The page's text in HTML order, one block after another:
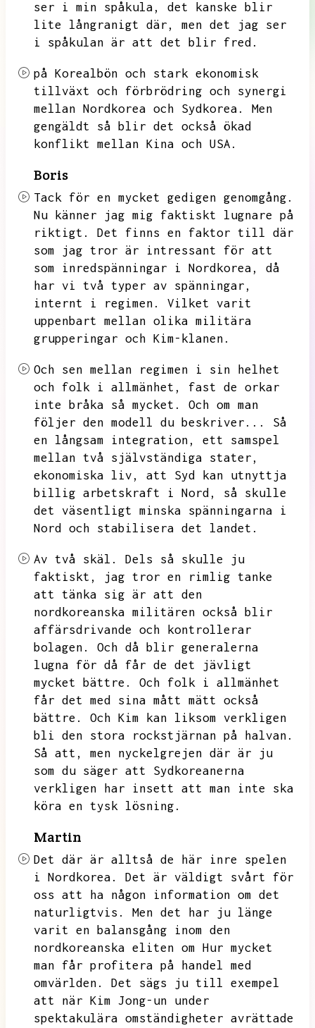
ser i min spåkula,
det kanske blir
lite långranigt där,
men det jag ser
i spåkulan är att det blir fred.
på Korealbön och stark ekonomisk
tillväxt och förbrödring och synergi
mellan Nordkorea och Sydkorea.
Men
gengäldt så blir det också ökad
konflikt mellan Kina och USA.
Boris
Tack för en mycket gedigen genomgång.
Nu känner jag mig faktiskt lugnare på
riktigt.
Det finns en faktor till där
som jag tror är intressant för att
som inredspänningar i Nordkorea,
då
har vi två typer av spänningar,
internt i regimen.
Vilket varit
uppenbart mellan olika militära
grupperingar och Kim-klanen.
Och sen mellan regimen i sin helhet
och folk i allmänhet,
fast de orkar
inte bråka så mycket.
Och om man
följer den modell du beskriver...
Så
en långsam integration,
ett samspel
mellan två självständiga stater,
ekonomiska liv,
att Syd kan utnyttja
billig arbetskraft i Nord,
så skulle
det väsentligt minska spänningarna i
Nord och stabilisera det landet.
Av två skäl.
Dels så skulle ju
faktiskt,
jag tror en rimlig tanke
att tänka sig är att den
nordkoreanska militären också blir
affärsdrivande och kontrollerar
bolagen.
Och då blir generalerna
lugna för då får de det jävligt
mycket bättre.
Och folk i allmänhet
får det med sina mått mätt också
bättre.
Och Kim kan liksom verkligen
bli den stora rockstjärnan på halvan.
Så att,
men nyckelgrejen där är ju
som du säger att Sydkoreanerna
verkligen har insett att man inte ska
köra en tysk lösning.
Martin
Det där är alltså de här inre spelen
i Nordkorea.
Det är väldigt svårt för
oss att ha någon information om det
naturligtvis.
Men det har ju länge
varit en balansgång inom den
nordkoreanska eliten om Hur mycket
man får profitera på handel med
omvärlden.
Det sägs ju till exempel
att när Kim Jong-un under
spektakulära omständigheter avrättade